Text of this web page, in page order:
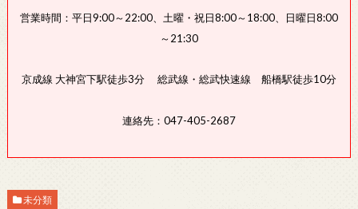
営業時間：平日9:00～22:00、土曜・祝日8:00～18:00、日曜日8:00
～21:30
京成線 大神宮下駅徒歩3分 総武線・総武快速線 船橋駅徒歩10分
連絡先：047-405-2687
未分類